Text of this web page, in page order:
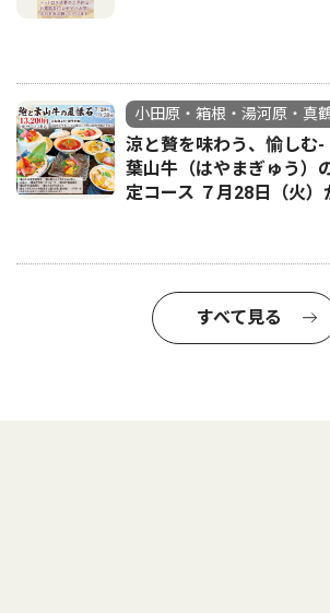
小田原・箱根・湯河原・真
涼と贅を味わう、愉し
葉山牛（はやまぎゅう
定コース ７月28日（火）
すべて見る